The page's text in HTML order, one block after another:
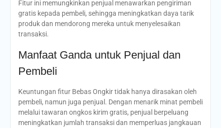
Fitur ini memungkinkan penjual menawarkan pengiriman
gratis kepada pembeli, sehingga meningkatkan daya tarik
produk dan mendorong mereka untuk menyelesaikan
transaksi.
Manfaat Ganda untuk Penjual dan
Pembeli
Keuntungan fitur Bebas Ongkir tidak hanya dirasakan oleh
pembeli, namun juga penjual. Dengan menarik minat pembeli
melalui tawaran ongkos kirim gratis, penjual berpeluang
meningkatkan jumlah transaksi dan memperluas jangkauan